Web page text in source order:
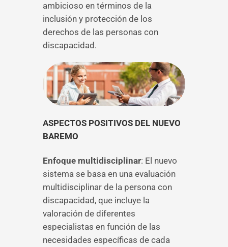
ambicioso en términos de la
inclusión y protección de los
derechos de las personas con
discapacidad.
ASPECTOS POSITIVOS DEL NUEVO
BAREMO
Enfoque multidisciplinar: El nuevo
sistema se basa en una evaluación
multidisciplinar de la persona con
discapacidad, que incluye la
valoración de diferentes
especialistas en función de las
necesidades específicas de cada